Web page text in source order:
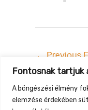
Fontosnak tartjuk
A böngészési élmény
elemzése érdekében
← Previous